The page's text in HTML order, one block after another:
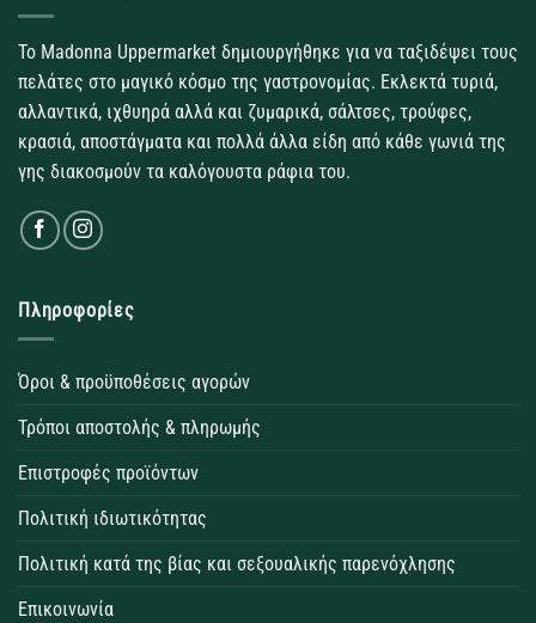
Το Madonna Uppermarket δημιουργήθηκε για να ταξιδέψει τους
πελάτες στο μαγικό κόσμο της γαστρονομίας. Εκλεκτά τυριά,
αλλαντικά, ιχθυηρά αλλά και ζυμαρικά, σάλτσες, τρούφες,
κρασιά, αποστάγματα και πολλά άλλα είδη από κάθε γωνιά της
γης διακοσμούν τα καλόγουστα ράφια του.
Πληροφορίες
Όροι & προϋποθέσεις αγορών
Τρόποι αποστολής & πληρωμής
Επιστροφές προϊόντων
Πολιτική ιδιωτικότητας
Πολιτική κατά της βίας και σεξουαλικής παρενόχλησης
Επικοινωνία